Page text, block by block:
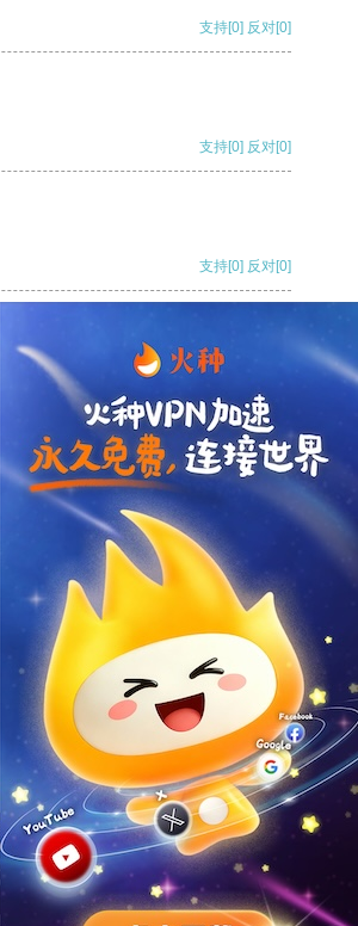
支持[0] 反对[0]
支持[0] 反对[0]
支持[0] 反对[0]
反对
反对[0]
风驰加速器 旋风加速器
八戒看书
雷霆vp加速器
老王vp官网
网 雷霆加器速
海鸥加速器
outline ios加速器
快连lets加速器